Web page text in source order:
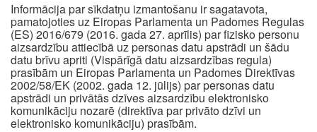
Informācija par sīkdatņu izmantošanu ir sagatavota,
pamatojoties uz Eiropas Parlamenta un Padomes Regulas
(ES) 2016/679 (2016. gada 27. aprīlis) par fizisko personu
aizsardzību attiecībā uz personas datu apstrādi un šādu
datu brīvu apriti (Vispārīgā datu aizsardzības regula)
prasībām un Eiropas Parlamenta un Padomes Direktīvas
2002/58/EK (2002. gada 12. jūlijs) par personas datu
apstrādi un privātās dzīves aizsardzību elektronisko
komunikāciju nozarē (direktīva par privāto dzīvi un
elektronisko komunikāciju) prasībām.